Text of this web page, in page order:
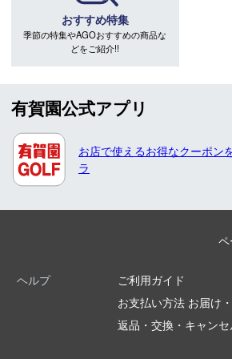
おすすめ特集
季節の特集やAGOおすすめの商品な
どをご紹介!!
有賀園公式アプリ
お店で使えるお得なクーポン
ラ
ヘルプ
ご利用ガイド
お支払い方法 お届け
返品・交換・キャン